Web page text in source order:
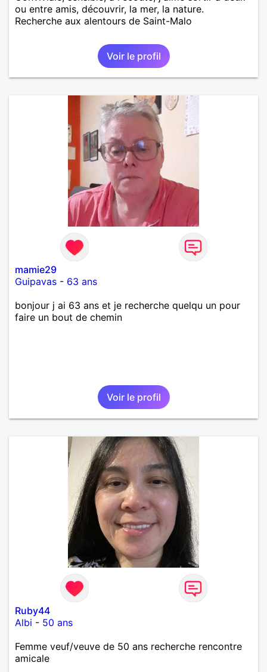
ou entre amis, découvrir, la mer, la nature.
Recherche aux alentours de Saint-Malo
Voir le profil
mamie29
Guipavas - 63 ans
bonjour j ai 63 ans et je recherche quelqu un pour
faire un bout de chemin
Voir le profil
Ruby44
Albi - 50 ans
Femme veuf/veuve de 50 ans recherche rencontre
amicale